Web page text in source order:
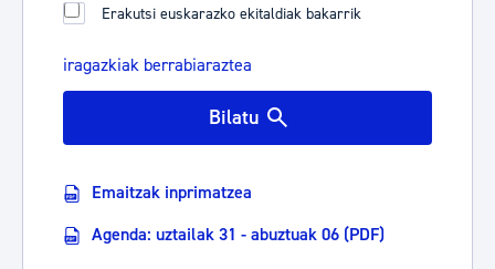
Erakutsi euskarazko ekitaldiak bakarrik
iragazkiak berrabiaraztea
Bilatu
Emaitzak inprimatzea
Agenda: uztailak 31 - abuztuak 06 (PDF)